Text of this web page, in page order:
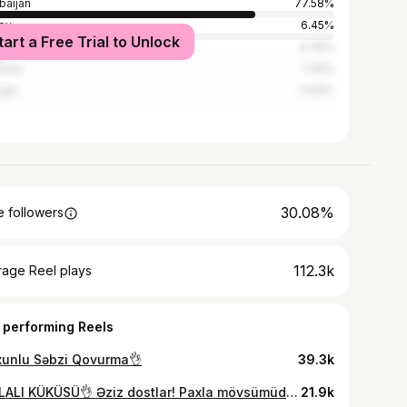
77.58%
6.45%
a Free Trial to Unlock
followers 30.08%
Reel plays 112.3k
performing Reels
Səbzi Qovurma👌 39.3k
PAXLALI KÜKÜSÜ👌 Əziz dostlar! Paxla mövsümüdür və biz bir neçə kisə aldıq. Təqribən 500 kiloqram. Soyuduqdan sonra paxlaları dondurub il boyu plovlara, şorbalara və kartof püresinə əlavə edəcəyik. Təzə gənc paxla ilə kyuku hazırladım. Çox yumşaq və ətirli alındı. Bu həftə sonu yeməyi böyük bir qrupla səhər yeməyi üçün idealdır. Dadını daha da vurğulamaq üçün şüyüd və sarımsaqlı qaymaqlı sous əlavə etdim. İnanılmaz dərəcədə ləzzətlidir! Siz də hazırlayın, sizdə daha da dadlı olacaq! КЮКЮ С ПАХЛОЙ Дорогие друзья! Сейчас сезон пахлы и мы купили ее несколько мешков. Прсле чистки будем бобы морозить и весь год можно добавлять в плов, супы, пюре. А со свежей молодой пахлы я приготовил кюкю. Получилось очень нежно, ароматно. Такое блюдо выходного дня прекрасно для завтрака в большой компании. Чтобы раскрыть вкус я добавил еще сливочный соус с укропом и чесноком. Как же это невероятно вкусно! Готовьте и вы, у вас получится еще вкуснее! 21.9k